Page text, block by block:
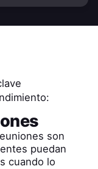
son
puedan
cuando lo